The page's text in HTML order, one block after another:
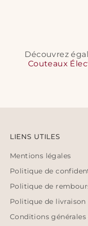
Découvrez
Couteaux
LIENS UTILES
Mentions légales
Politique de
Politique de
Politique de livraison
Conditions générales